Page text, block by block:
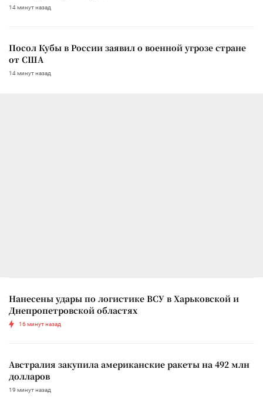
14 минут назад
Посол Кубы в России заявил о военной угрозе стране
от США
14 минут назад
Нанесены удары по логистике ВСУ в Харьковской и
Днепропетровской областях
16 минут назад
Австралия закупила американские ракеты на 492 млн
долларов
19 минут назад